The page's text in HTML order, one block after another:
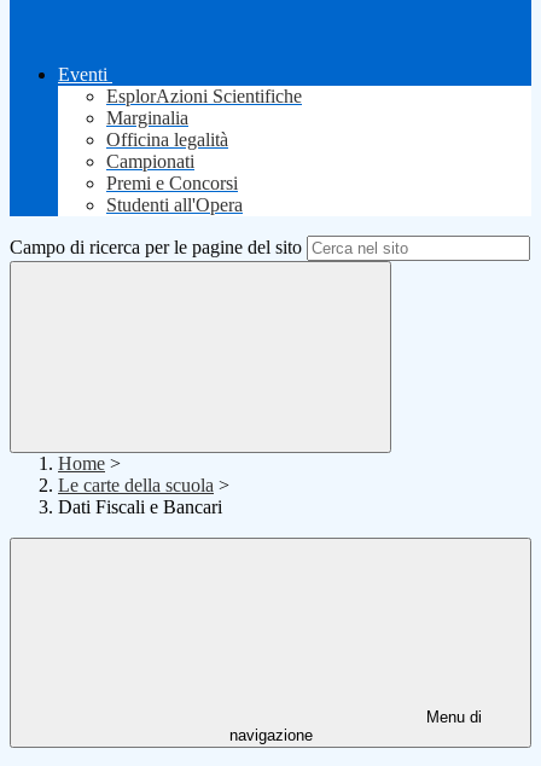
Eventi
EsplorAzioni Scientifiche
Marginalia
Officina legalità
Campionati
Premi e Concorsi
Studenti all'Opera
Campo di ricerca per le pagine del sito
Home >
Le carte della scuola >
Dati Fiscali e Bancari
Menu di
navigazione